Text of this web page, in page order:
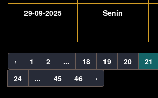
29-09-2025
Senin
‹ 1 2 ... 18 19 20 21
24
... 45 46 ›